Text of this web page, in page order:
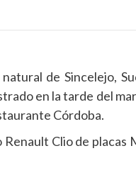
de Sincelejo,
en la tarde del
Córdoba.
Renault Clio de